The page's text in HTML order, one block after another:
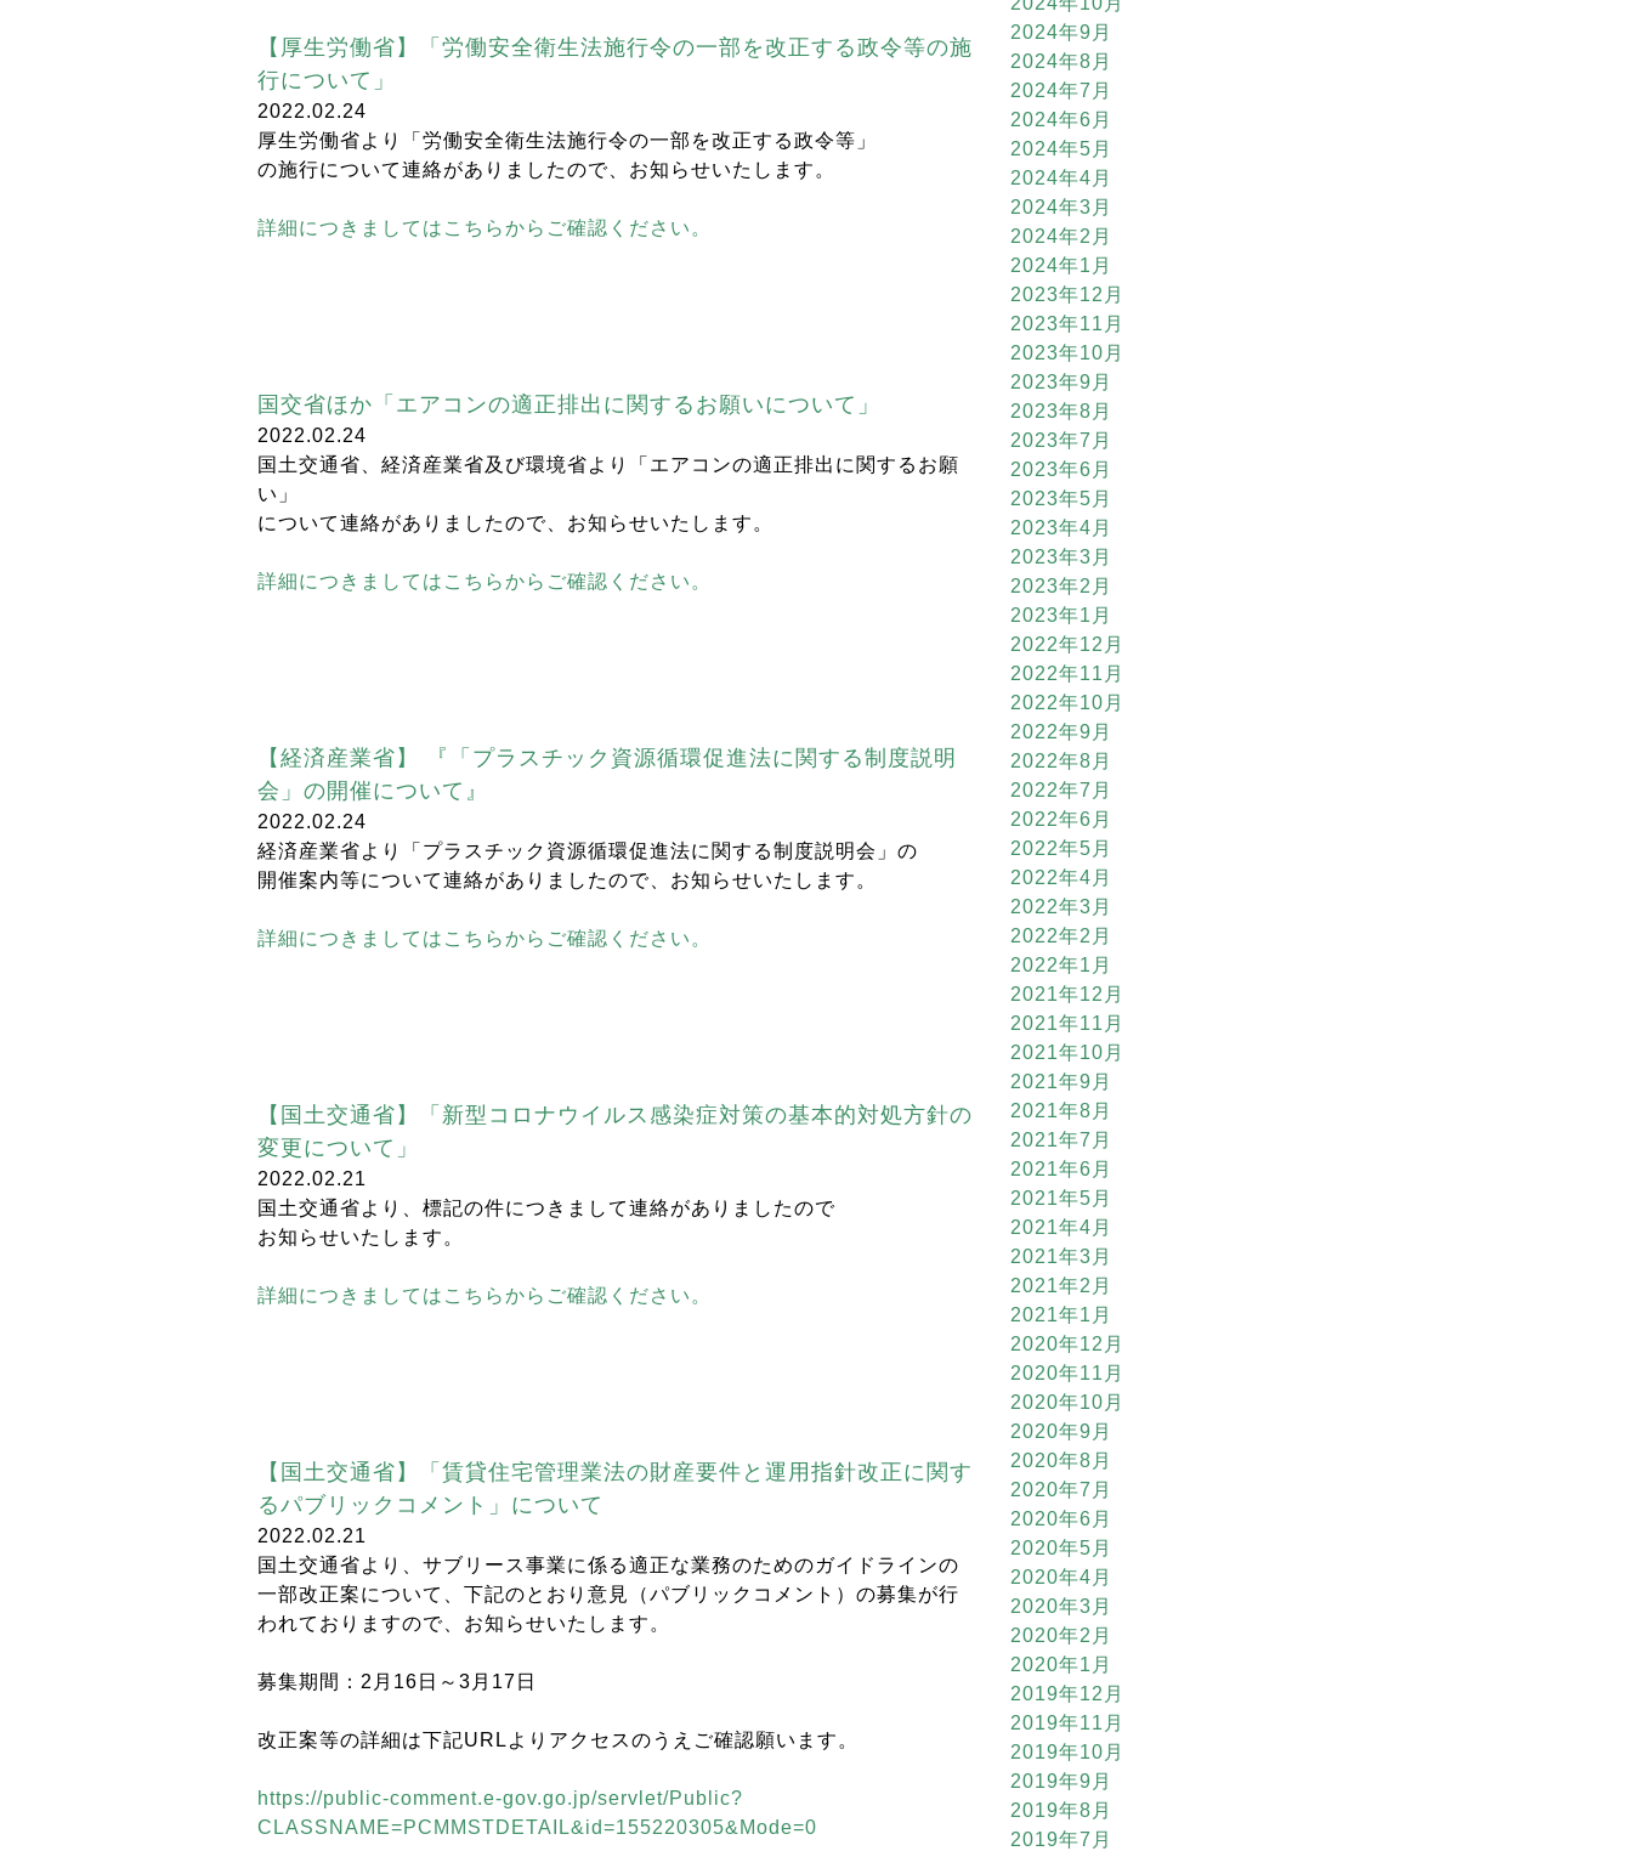
【厚生労働省】「労働安全衛生法施行令の一部を改正する政令等の施
行について」
2022.02.24
厚生労働省より「労働安全衛生法施行令の一部を改正する政令等」
の施行について連絡がありましたので、お知らせいたします。
詳細につきましてはこちらからご確認ください。
国交省ほか「エアコンの適正排出に関するお願いについて」
2022.02.24
国土交通省、経済産業省及び環境省より「エアコンの適正排出に関するお願
い」
について連絡がありましたので、お知らせいたします。
詳細につきましてはこちらからご確認ください。
【経済産業省】 『「プラスチック資源循環促進法に関する制度説明
会」の開催について』
2022.02.24
経済産業省より「プラスチック資源循環促進法に関する制度説明会」の
開催案内等について連絡がありましたので、お知らせいたします。
詳細につきましてはこちらからご確認ください。
【国土交通省】「新型コロナウイルス感染症対策の基本的対処方針の
変更について」
2022.02.21
国土交通省より、標記の件につきまして連絡がありましたので
お知らせいたします。
詳細につきましてはこちらからご確認ください。
【国土交通省】「賃貸住宅管理業法の財産要件と運用指針改正に関す
るパブリックコメント」について
2022.02.21
国土交通省より、サブリース事業に係る適正な業務のためのガイドラインの
一部改正案について、下記のとおり意見（パブリックコメント）の募集が行
われておりますので、お知らせいたします。
募集期間：2月16日～3月17日
改正案等の詳細は下記URLよりアクセスのうえご確認願います。
https://public-comment.e-gov.go.jp/servlet/Public?
CLASSNAME=PCMMSTDETAIL&id=155220305&Mode=0
2024年9月
2024年8月
2024年7月
2024年6月
2024年5月
2024年4月
2024年3月
2024年2月
2024年1月
2023年12月
2023年11月
2023年10月
2023年9月
2023年8月
2023年7月
2023年6月
2023年5月
2023年4月
2023年3月
2023年2月
2023年1月
2022年12月
2022年11月
2022年10月
2022年9月
2022年8月
2022年7月
2022年6月
2022年5月
2022年4月
2022年3月
2022年2月
2022年1月
2021年12月
2021年11月
2021年10月
2021年9月
2021年8月
2021年7月
2021年6月
2021年5月
2021年4月
2021年3月
2021年2月
2021年1月
2020年12月
2020年11月
2020年10月
2020年9月
2020年8月
2020年7月
2020年6月
2020年5月
2020年4月
2020年3月
2020年2月
2020年1月
2019年12月
2019年11月
2019年10月
2019年9月
2019年8月
2019年7月